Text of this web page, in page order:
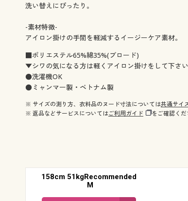
洗い替えにぴったり。
-素材特徴-
アイロン掛けの手間を軽減するイージーケア素材。
■ポリエステル65%綿35%(ブロード)
▼シワの気になる方は軽くアイロン掛けをして下さい
●洗濯機OK
●ミャンマー製・ベトナム製
※ サイズの測り方、衣料品のヌード寸法については共通サイ
※ 返品などサービスについてはご利用ガイド をご確認くだ
158cm 51kgRecommended
M